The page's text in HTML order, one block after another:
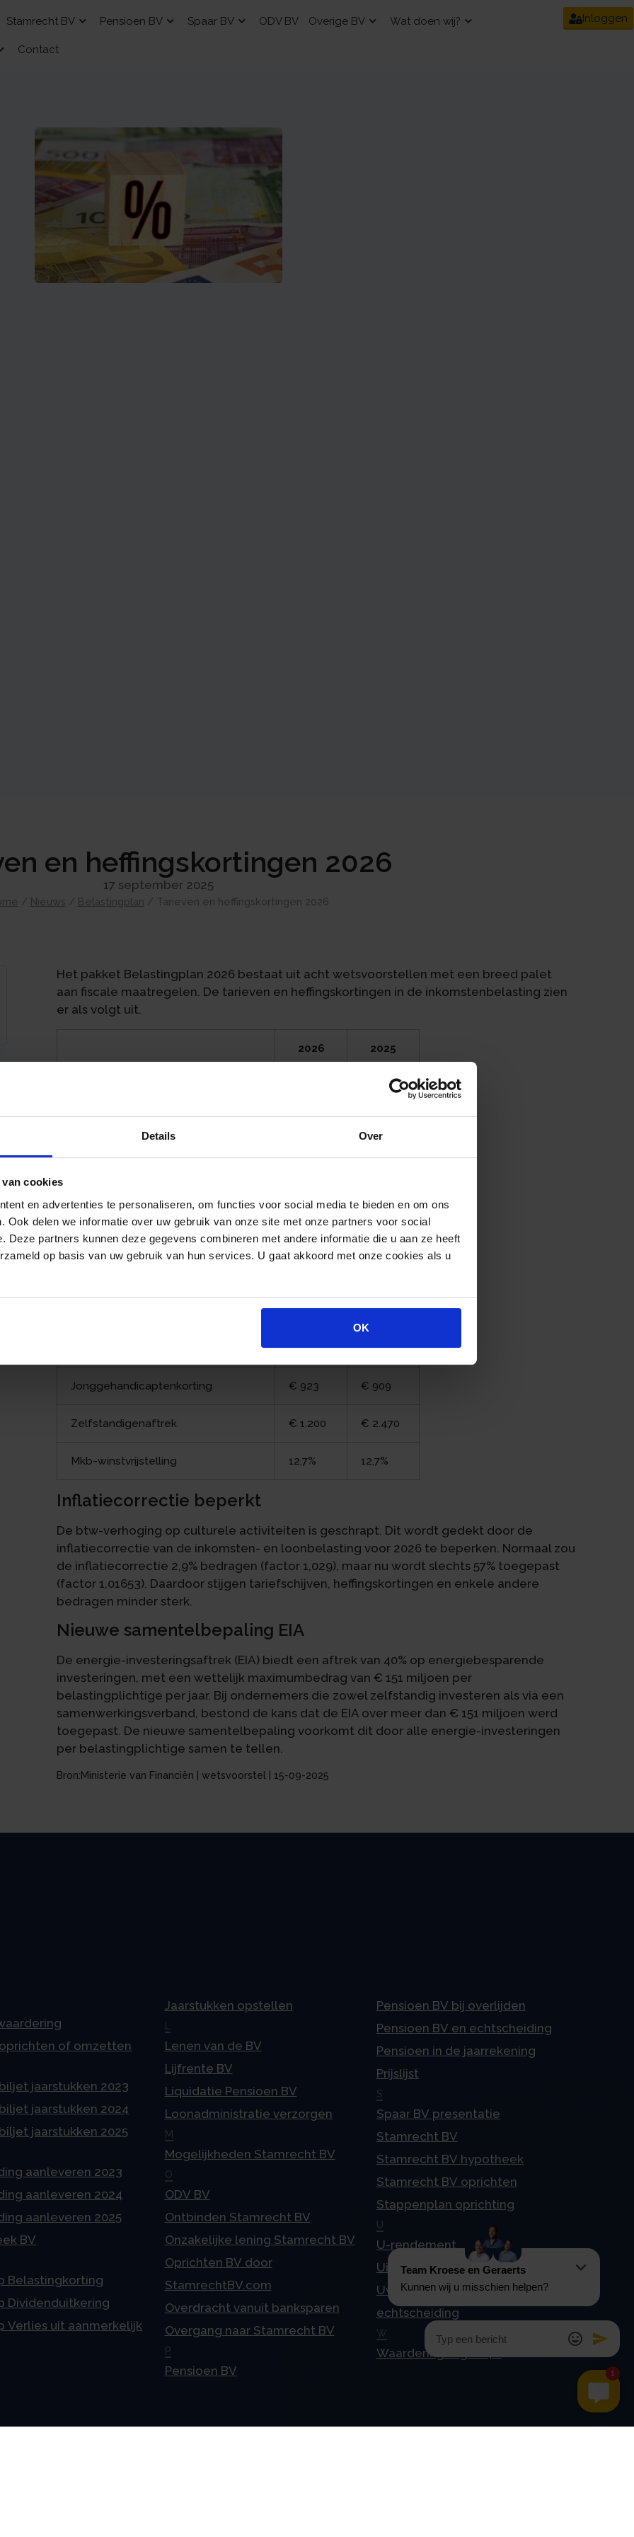
Details Over
cookies
en advertenties te personaliseren, om functies voor social media te bieden en om ons
Ook delen we informatie over uw gebruik van onze site met onze partners voor social
Deze partners kunnen deze gegevens combineren met andere informatie die u aan ze heeft
op basis van uw gebruik van hun services. U gaat akkoord met onze cookies als u
OK
Stamrecht BV Pensioen BV Spaar BV ODV BV Overige BV Wat doen wij?
Contact
Inloggen
en heffingskortingen 2026
17 september 2025
/ Nieuws / Belastingplan / Tarieven en heffingskortingen 2026
Het pakket Belastingplan 2026 bestaat uit acht wetsvoorstellen met een breed palet
aan fiscale maatregelen. De tarieven en heffingskortingen in de inkomstenbelasting zien
er als volgt uit.
2026 2025
35,82%
Tarief schijf 3 49,5% 49,5%
Grens schijf 1 € 38.883 € 38.441
Grens schijf 2 € 79.137 € 76.817
€ 5.712 € 5.599
€ 3.032 € 2.986
Jonggehandicaptenkorting € 923 € 909
Zelfstandigenaftrek € 1.200 € 2.470
Mkb-winstvrijstelling 12,7% 12,7%
Inflatiecorrectie beperkt
De btw-verhoging op culturele activiteiten is geschrapt. Dit wordt gedekt door de
inflatiecorrectie van de inkomsten- en loonbelasting voor 2026 te beperken. Normaal zou
de inflatiecorrectie 2,9% bedragen (factor 1,029), maar nu wordt slechts 57% toegepast
(factor 1,01653). Daardoor stijgen tariefschijven, heffingskortingen en enkele andere
bedragen minder sterk.
Nieuwe samentelbepaling EIA
De energie-investeringsaftrek (EIA) biedt een aftrek van 40% op energiebesparende
investeringen, met een wettelijk maximumbedrag van € 151 miljoen per
belastingplichtige per jaar. Bij ondernemers die zowel zelfstandig investeren als via een
samenwerkingsverband, bestond de kans dat de EIA over meer dan € 151 miljoen werd
toegepast. De nieuwe samentelbepaling voorkomt dit door alle energie-investeringen
per belastingplichtige samen te tellen.
Bron:Ministerie van Financiën | wetsvoorstel | 15-09-2025
oprichten of omzetten
jaarstukken 2023
jaarstukken 2024
jaarstukken 2025
aanleveren 2023
aanleveren 2024
aanleveren 2025
BV
Belastingkorting
Dividenduitkering
Verlies uit aanmerkelijk
Jaarstukken opstellen
L
Lenen van de BV
Lijfrente BV
Liquidatie Pensioen BV
Loonadministratie verzorgen
M
Mogelijkheden Stamrecht BV
O
ODV BV
Ontbinden Stamrecht BV
Onzakelijke lening Stamrecht BV
Oprichten BV door
StamrechtBV.com
Overdracht vanuit banksparen
Overgang naar Stamrecht BV
P
Pensioen BV
Pensioen BV bij overlijden
Pensioen BV en echtscheiding
Pensioen in de jaarrekening
Prijslijst
S
Spaar BV presentatie
Stamrecht BV
Stamrecht BV hypotheek
Stamrecht BV oprichten
Stappenplan oprichting
U
U-rendement
Uitkeren van dividend
Uw Stamrecht BV en
echtscheiding
W
Waardering tegen 4%